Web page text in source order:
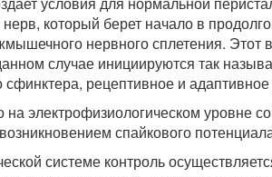
который берет начало в
нервного сплетения. Этот
случае инициируются так
рецептивное и
на электрофизиологическом уровне
спайкового
системе контроль